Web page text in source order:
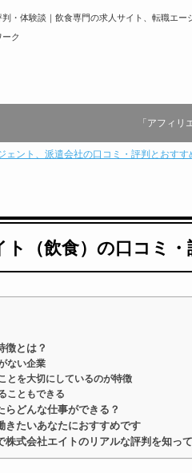
・体験談｜飲食専門の求人サイト、転職エー
ク
「アフィ
ェント、派遣会社の口コミ・評判とおすす
ト（飲食）の口コミ・
徴とは？
ない企業
とを大切にしているのが特徴
こともできる
らどんな仕事ができる？
きたいあなたにおすすめです
株式会社エイトのリアルな評判を知っ